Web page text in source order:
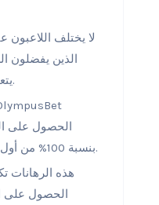
لا يختلف اللاعبون
الذين يفضلون
يتعلق بموافقة المستخدمين.
الحصول على
بنسبة 100% من أول إيداع تصل إلى 100 دولار.
هذه الرهانات
الحصول على